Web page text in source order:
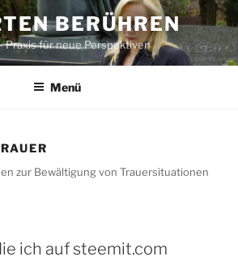
BERÜHREN
Praxis für neue Perspektiven
Menü
zur Bewältigung von Trauersituationen
ich auf steemit.com